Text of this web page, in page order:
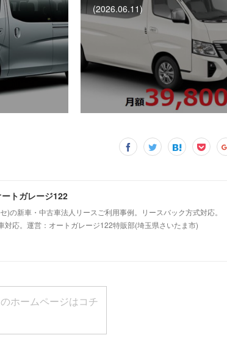
(2026.06.11)
トガレージ122
の新車・中古車法人リースご利用事例。リースバック方式対応。
応。運営：オートガレージ122特販部(埼玉県さいたま市)
ホームページはコチ